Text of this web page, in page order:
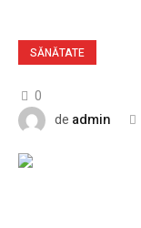
SĂNĂTATE
0
de admin